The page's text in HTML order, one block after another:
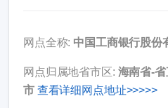
网点全称: 中国工商银行股份
网点归属地省市区: 海南省-
市 查看详细网点地址>>>>>